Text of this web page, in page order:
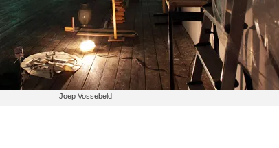
Joep Vossebeld